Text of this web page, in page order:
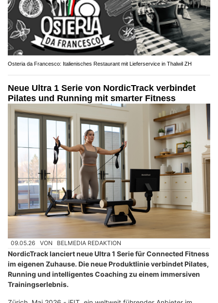
Osteria da Francesco: Italienisches Restaurant mit Lieferservice in Thalwil ZH
Neue Ultra 1 Serie von NordicTrack verbindet
Pilates und Running mit smarter Fitness
09.05.26 VON BELMEDIA REDAKTION
NordicTrack lanciert neue Ultra 1 Serie für Connected Fitness
im eigenen Zuhause. Die neue Produktlinie verbindet Pilates,
Running und intelligentes Coaching zu einem immersiven
Trainingserlebnis.